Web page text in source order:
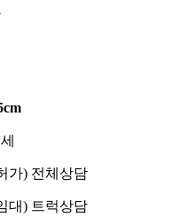
가) 전체상담
대) 트럭상담